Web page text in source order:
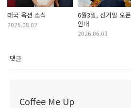
태국 옥션 소식
2026.08.02
6월3일, 선거일 오픈
안내
2026.06.03
댓글
Coffee Me Up